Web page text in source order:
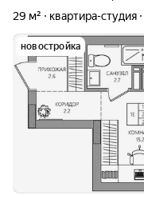
29 м²
квартира-студия
новостройка